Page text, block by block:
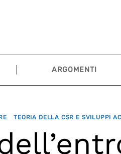
ARGOMENTI
TEORIA DELLA CSR E SVILUPPI